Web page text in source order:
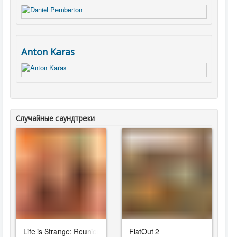
Anton Karas
Случайные саундтреки
Life is Strange: Reunion FlatOut 2